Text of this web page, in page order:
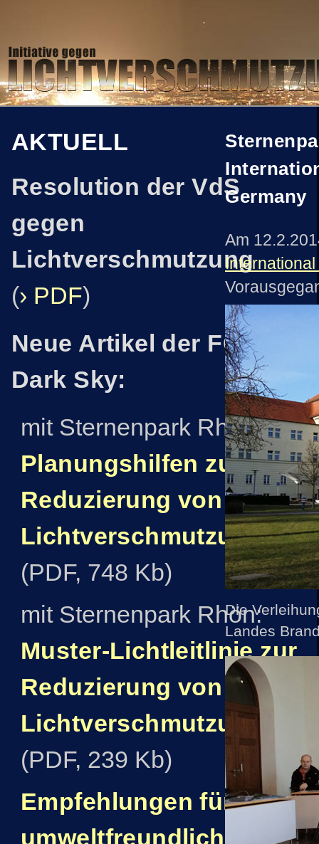
AKTUELL
Resolution der VdS
gegen
Lichtverschmutzung
(› PDF)
Neue Artikel der FG
Dark Sky:
mit Sternenpark Rhön:
Planungshilfen zur
Reduzierung von
Lichtverschmutzung
(PDF, 748 Kb)
mit Sternenpark Rhön:
Muster-Lichtleitlinie zur
Reduzierung von
Lichtverschmutzung
(PDF, 239 Kb)
Empfehlungen für eine
umweltfreundliche
Germany
Am
Die
Landes